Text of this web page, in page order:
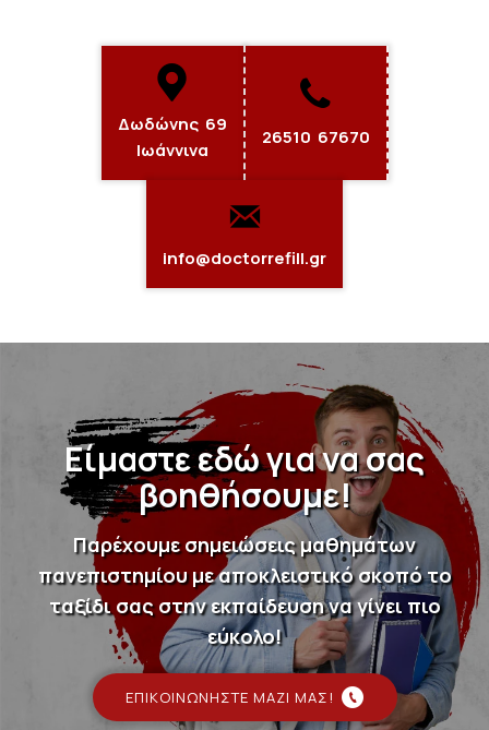
Δωδώνης 69
Ιωάννινα
26510 67670
info@doctorrefill.gr
Είμαστε εδώ για να σας
βοηθήσουμε!
Παρέχουμε σημειώσεις μαθημάτων
πανεπιστημίου με αποκλειστικό σκοπό το
ταξίδι σας στην εκπαίδευση να γίνει πιο
εύκολο!
ΕΠΙΚΟΙΝΩΝΉΣΤΕ ΜΑΖΊ ΜΑΣ!